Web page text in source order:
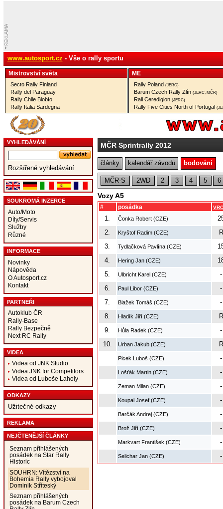
www.autosport.cz - Vše o rally sportu
Mistrovství­ světa
Secto Rally Finland
Rally del Paraguay
Rally Chile Biobío
Rally Italia Sardegna
ME
Rally Poland (JERC)
Barum Czech Rally Zlín (JERC, MČR)
Rali Ceredigion (JERC)
Rally Five Cities North of Portugal
VYHLEDÁVÁNÍ
Rozšířené vyhledávání
SOUKROMÁ INZERCE
Auto/Moto
Díly/Servis
Služby
Různé
INFORMACE
Novinky
Nápověda
O Autosport.cz
Kontakt
PARTNEŘI
Autoklub ČR
Rally-Base
Rally Bezpečně
Next RC Rally
VIDEA
Videa od JNK Studio
Videa JNK for Competitors
Videa od Luboše Laholy
ODKAZY
Užitečné odkazy
REKLAMA
NEJČTENĚJŠÍ ČLÁNKY
Seznam přihlášených
posádek na Star Rally
Historic
SOUHRN: Vítězství na
Bohemia Rally vybojoval
Dominik Stříteský
Seznam přihlášených
posádek na Barum Czech
MČR Sprintrally 2012
články kalendář závodů bodování
MČR-S 2WD 2 3 4 5 6
Vozy A5
# posádka VRC
1. Čonka Robert (CZE)
2.
Kryštof Radim (CZE)
R
3.
Tydlačková Pavlína (CZE)
4.
Hering Jan (CZE)
5.
Ulbricht Karel (CZE)
-
6.
Paul Libor (CZE)
-
7.
Blažek Tomáš (CZE)
-
8.
Hladík Jiří (CZE)
R
9.
Hůla Radek (CZE)
-
10.
Urban Jakub (CZE) R
Picek Luboš (CZE) -
Lošťák Martin (CZE) -
Zeman Milan (CZE) -
Koupal Josef (CZE) -
Barčák Andrej (CZE) -
Brož Jiří (CZE) -
Markvart František (CZE) -
Selichar Jan (CZE) -